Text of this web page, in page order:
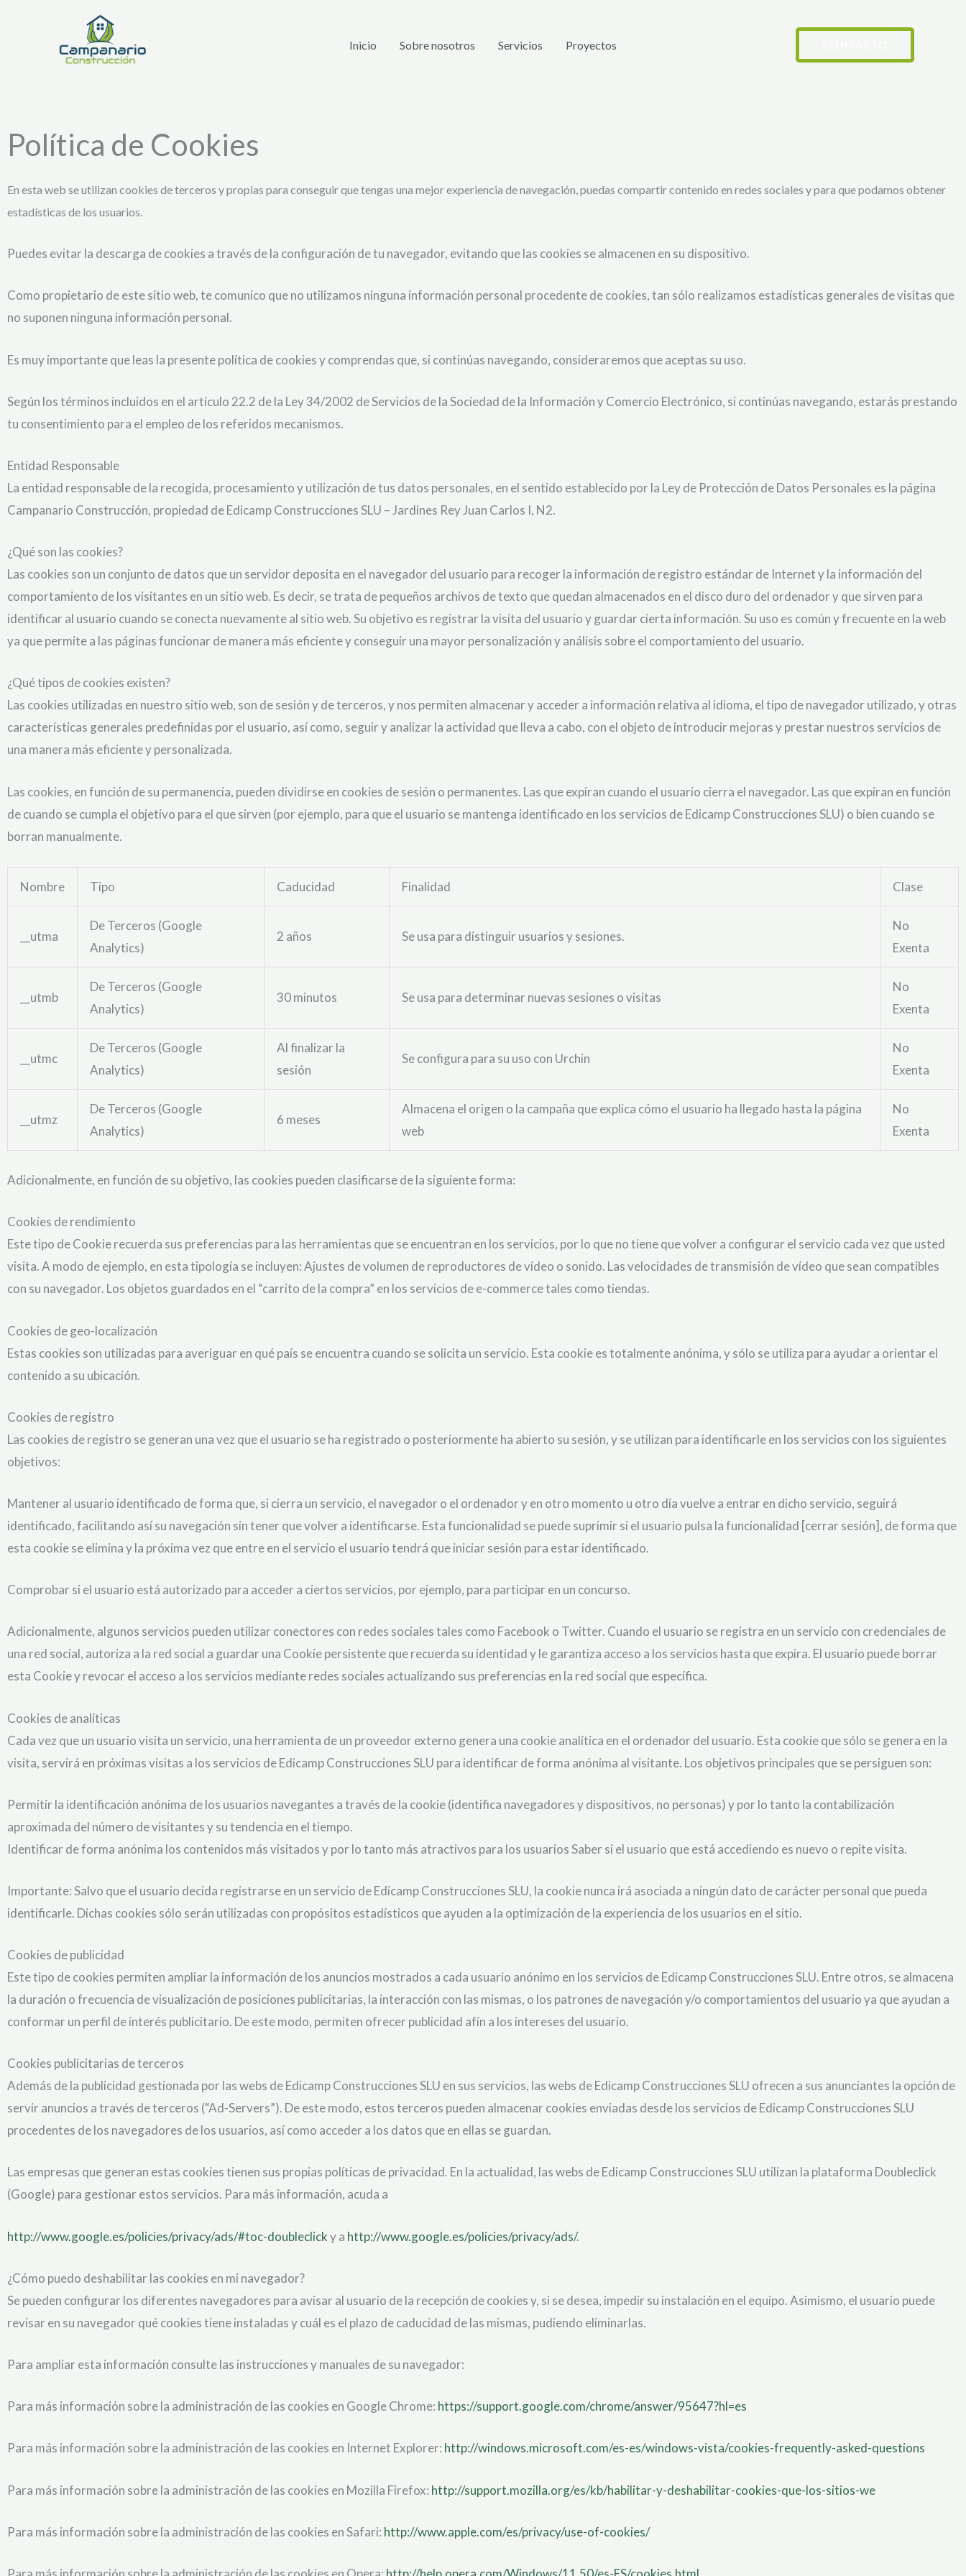
Inicio Sobre nosotros Servicios Proyectos
Política de Cookies
En esta web se utilizan cookies de terceros y propias para conseguir que tengas una mejor experiencia de navegación, puedas compartir contenido en redes sociales y para que podamos obtener
estadísticas de los usuarios.
Puedes evitar la descarga de cookies a través de la configuración de tu navegador, evitando que las cookies se almacenen en su dispositivo.
Como propietario de este sitio web, te comunico que no utilizamos ninguna información personal procedente de cookies, tan sólo realizamos estadísticas generales de visitas que
no suponen ninguna información personal.
Es muy importante que leas la presente política de cookies y comprendas que, si continúas navegando, consideraremos que aceptas su uso.
Según los términos incluidos en el artículo 22.2 de la Ley 34/2002 de Servicios de la Sociedad de la Información y Comercio Electrónico, si continúas navegando, estarás prestando
tu consentimiento para el empleo de los referidos mecanismos.
Entidad Responsable
La entidad responsable de la recogida, procesamiento y utilización de tus datos personales, en el sentido establecido por la Ley de Protección de Datos Personales es la página
Campanario Construcción, propiedad de Edicamp Construcciones SLU – Jardines Rey Juan Carlos I, N2.
¿Qué son las cookies?
Las cookies son un conjunto de datos que un servidor deposita en el navegador del usuario para recoger la información de registro estándar de Internet y la información del
comportamiento de los visitantes en un sitio web. Es decir, se trata de pequeños archivos de texto que quedan almacenados en el disco duro del ordenador y que sirven para
identificar al usuario cuando se conecta nuevamente al sitio web. Su objetivo es registrar la visita del usuario y guardar cierta información. Su uso es común y frecuente en la web
ya que permite a las páginas funcionar de manera más eficiente y conseguir una mayor personalización y análisis sobre el comportamiento del usuario.
¿Qué tipos de cookies existen?
Las cookies utilizadas en nuestro sitio web, son de sesión y de terceros, y nos permiten almacenar y acceder a información relativa al idioma, el tipo de navegador utilizado, y otras
características generales predefinidas por el usuario, así como, seguir y analizar la actividad que lleva a cabo, con el objeto de introducir mejoras y prestar nuestros servicios de
una manera más eficiente y personalizada.
Las cookies, en función de su permanencia, pueden dividirse en cookies de sesión o permanentes. Las que expiran cuando el usuario cierra el navegador. Las que expiran en función
de cuando se cumpla el objetivo para el que sirven (por ejemplo, para que el usuario se mantenga identificado en los servicios de Edicamp Construcciones SLU) o bien cuando se
borran manualmente.
Nombre Tipo Caducidad Finalidad Clase
__utma
De Terceros (Google
Analytics)
2 años Se usa para distinguir usuarios y sesiones.
No
Exenta
__utmb
De Terceros (Google
Analytics)
30 minutos Se usa para determinar nuevas sesiones o visitas
No
Exenta
__utmc
De Terceros (Google
Analytics)
Al finalizar la
sesión
Se configura para su uso con Urchin
No
Exenta
__utmz
De Terceros (Google
Analytics)
6 meses
Almacena el origen o la campaña que explica cómo el usuario ha llegado hasta la página
web
No
Exenta
Adicionalmente, en función de su objetivo, las cookies pueden clasificarse de la siguiente forma:
Cookies de rendimiento
Este tipo de Cookie recuerda sus preferencias para las herramientas que se encuentran en los servicios, por lo que no tiene que volver a configurar el servicio cada vez que usted
visita. A modo de ejemplo, en esta tipología se incluyen: Ajustes de volumen de reproductores de vídeo o sonido. Las velocidades de transmisión de vídeo que sean compatibles
con su navegador. Los objetos guardados en el “carrito de la compra” en los servicios de e-commerce tales como tiendas.
Cookies de geo-localización
Estas cookies son utilizadas para averiguar en qué país se encuentra cuando se solicita un servicio. Esta cookie es totalmente anónima, y sólo se utiliza para ayudar a orientar el
contenido a su ubicación.
Cookies de registro
Las cookies de registro se generan una vez que el usuario se ha registrado o posteriormente ha abierto su sesión, y se utilizan para identificarle en los servicios con los siguientes
objetivos:
Mantener al usuario identificado de forma que, si cierra un servicio, el navegador o el ordenador y en otro momento u otro día vuelve a entrar en dicho servicio, seguirá
identificado, facilitando así su navegación sin tener que volver a identificarse. Esta funcionalidad se puede suprimir si el usuario pulsa la funcionalidad [cerrar sesión], de forma que
esta cookie se elimina y la próxima vez que entre en el servicio el usuario tendrá que iniciar sesión para estar identificado.
Comprobar si el usuario está autorizado para acceder a ciertos servicios, por ejemplo, para participar en un concurso.
Adicionalmente, algunos servicios pueden utilizar conectores con redes sociales tales como Facebook o Twitter. Cuando el usuario se registra en un servicio con credenciales de
una red social, autoriza a la red social a guardar una Cookie persistente que recuerda su identidad y le garantiza acceso a los servicios hasta que expira. El usuario puede borrar
esta Cookie y revocar el acceso a los servicios mediante redes sociales actualizando sus preferencias en la red social que específica.
Cookies de analíticas
Cada vez que un usuario visita un servicio, una herramienta de un proveedor externo genera una cookie analítica en el ordenador del usuario. Esta cookie que sólo se genera en la
visita, servirá en próximas visitas a los servicios de Edicamp Construcciones SLU para identificar de forma anónima al visitante. Los objetivos principales que se persiguen son:
Permitir la identificación anónima de los usuarios navegantes a través de la cookie (identifica navegadores y dispositivos, no personas) y por lo tanto la contabilización
aproximada del número de visitantes y su tendencia en el tiempo.
Identificar de forma anónima los contenidos más visitados y por lo tanto más atractivos para los usuarios Saber si el usuario que está accediendo es nuevo o repite visita.
Importante: Salvo que el usuario decida registrarse en un servicio de Edicamp Construcciones SLU, la cookie nunca irá asociada a ningún dato de carácter personal que pueda
identificarle. Dichas cookies sólo serán utilizadas con propósitos estadísticos que ayuden a la optimización de la experiencia de los usuarios en el sitio.
Cookies de publicidad
Este tipo de cookies permiten ampliar la información de los anuncios mostrados a cada usuario anónimo en los servicios de Edicamp Construcciones SLU. Entre otros, se almacena
la duración o frecuencia de visualización de posiciones publicitarias, la interacción con las mismas, o los patrones de navegación y/o comportamientos del usuario ya que ayudan a
conformar un perfil de interés publicitario. De este modo, permiten ofrecer publicidad afín a los intereses del usuario.
Cookies publicitarias de terceros
Además de la publicidad gestionada por las webs de Edicamp Construcciones SLU en sus servicios, las webs de Edicamp Construcciones SLU ofrecen a sus anunciantes la opción de
servir anuncios a través de terceros (“Ad-Servers”). De este modo, estos terceros pueden almacenar cookies enviadas desde los servicios de Edicamp Construcciones SLU
procedentes de los navegadores de los usuarios, así como acceder a los datos que en ellas se guardan.
Las empresas que generan estas cookies tienen sus propias políticas de privacidad. En la actualidad, las webs de Edicamp Construcciones SLU utilizan la plataforma Doubleclick
(Google) para gestionar estos servicios. Para más información, acuda a
http://www.google.es/policies/privacy/ads/#toc-doubleclicky a http://www.google.es/policies/privacy/ads/.
¿Cómo puedo deshabilitar las cookies en mi navegador?
Se pueden configurar los diferentes navegadores para avisar al usuario de la recepción de cookies y, si se desea, impedir su instalación en el equipo. Asimismo, el usuario puede
revisar en su navegador qué cookies tiene instaladas y cuál es el plazo de caducidad de las mismas, pudiendo eliminarlas.
Para ampliar esta información consulte las instrucciones y manuales de su navegador:
Para más información sobre la administración de las cookies en Google Chrome: https://support.google.com/chrome/answer/95647?hl=es
Para más información sobre la administración de las cookies en Internet Explorer: http://windows.microsoft.com/es-es/windows-vista/cookies-frequently-asked-questions
Para más información sobre la administración de las cookies en Mozilla Firefox: http://support.mozilla.org/es/kb/habilitar-y-deshabilitar-cookies-que-los-sitios-we
Para más información sobre la administración de las cookies en Safari: http://www.apple.com/es/privacy/use-of-cookies/